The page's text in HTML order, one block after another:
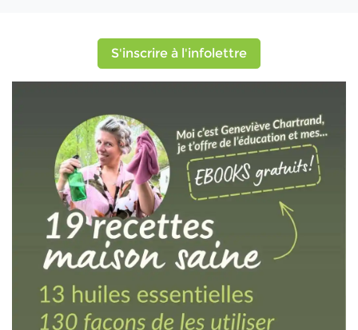
S'inscrire à l'infolettre